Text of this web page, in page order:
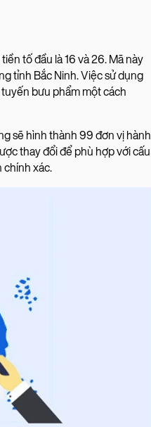
tố đầu là 16 và 26. Mã này
tỉnh Bắc Ninh. Việc sử dụng
bưu phẩm một cách
sẽ hình thành 99 đơn vị hành
thay đổi để phù hợp với cấu
chính xác.